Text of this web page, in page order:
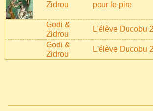
Zidrou
pour le pire
Godi &
Zidrou
L'élève Ducobu
Godi &
Zidrou
L'élève Ducobu